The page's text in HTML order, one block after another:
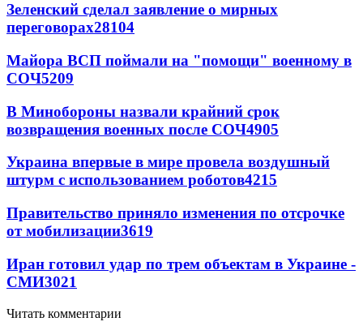
Зеленский сделал заявление о мирных
переговорах28104
Майора ВСП поймали на "помощи" военному в
СОЧ5209
В Минобороны назвали крайний срок
возвращения военных после СОЧ4905
Украина впервые в мире провела воздушный
штурм с использованием роботов4215
Правительство приняло изменения по отсрочке
от мобилизации3619
Иран готовил удар по трем объектам в Украине -
СМИ3021
Читать комментарии